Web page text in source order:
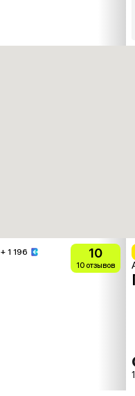
+ 1 196 10
10 отзывов